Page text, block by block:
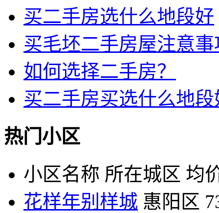
买二手房选什么地段好
买毛坯二手房屋注意事
如何选择二手房？
买二手房买选什么地段
热门小区
小区名称 所在城区 均
花样年别样城 惠阳区